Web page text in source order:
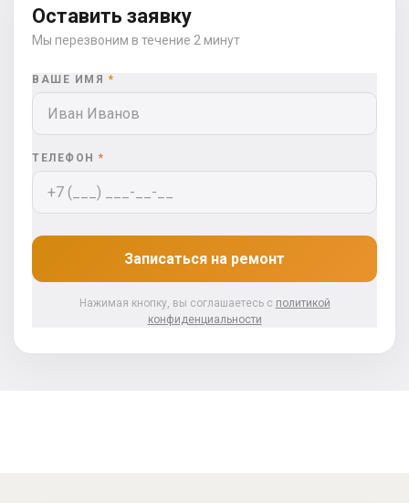
Оставить заявку
Мы перезвоним в течение 2 минут
ВАШЕ ИМЯ *
ТЕЛЕФОН *
Записаться на ремонт
Нажимая кнопку, вы соглашаетесь с политикой
конфиденциальности